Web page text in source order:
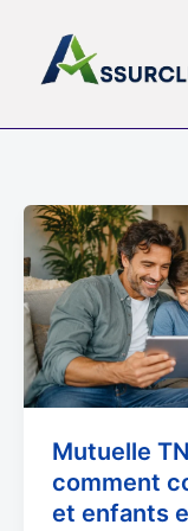
contenu
Mutuelle
comment
et enfants
Mutuelle
TNS
famille
:
comment
couvrir
conjoint
enfants
en